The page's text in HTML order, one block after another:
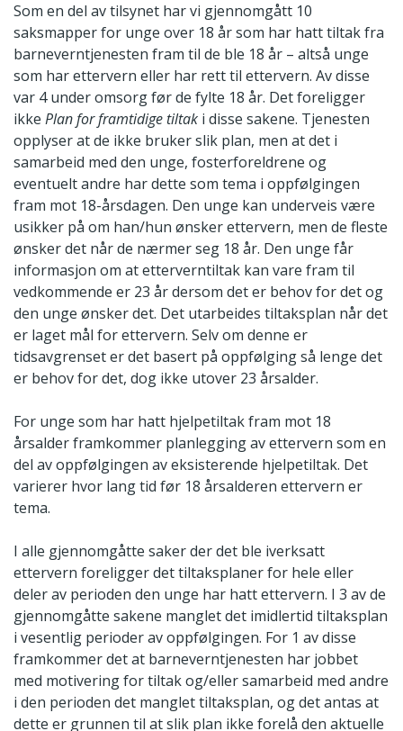
Som en del av tilsynet har vi gjennomgått 10
saksmapper for unge over 18 år som har hatt tiltak fra
barneverntjenesten fram til de ble 18 år – altså unge
som har ettervern eller har rett til ettervern. Av disse
var 4 under omsorg før de fylte 18 år. Det foreligger
ikke Plan for framtidige tiltak i disse sakene. Tjenesten
opplyser at de ikke bruker slik plan, men at det i
samarbeid med den unge, fosterforeldrene og
eventuelt andre har dette som tema i oppfølgingen
fram mot 18-årsdagen. Den unge kan underveis være
usikker på om han/hun ønsker ettervern, men de fleste
ønsker det når de nærmer seg 18 år. Den unge får
informasjon om at etterverntiltak kan vare fram til
vedkommende er 23 år dersom det er behov for det og
den unge ønsker det. Det utarbeides tiltaksplan når det
er laget mål for ettervern. Selv om denne er
tidsavgrenset er det basert på oppfølging så lenge det
er behov for det, dog ikke utover 23 årsalder.
For unge som har hatt hjelpetiltak fram mot 18
årsalder framkommer planlegging av ettervern som en
del av oppfølgingen av eksisterende hjelpetiltak. Det
varierer hvor lang tid før 18 årsalderen ettervern er
tema.
I alle gjennomgåtte saker der det ble iverksatt
ettervern foreligger det tiltaksplaner for hele eller
deler av perioden den unge har hatt ettervern. I 3 av de
gjennomgåtte sakene manglet det imidlertid tiltaksplan
i vesentlig perioder av oppfølgingen. For 1 av disse
framkommer det at barneverntjenesten har jobbet
med motivering for tiltak og/eller samarbeid med andre
i den perioden det manglet tiltaksplan, og det antas at
dette er grunnen til at slik plan ikke forelå den aktuelle